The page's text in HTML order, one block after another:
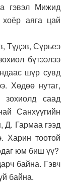
гэвэл Мижид
хоёр аяга цай
Түдэв, Сүрьеэ
бүтээлээ
шүр сувд
Хөдөө нутаг,
саад
Санхүүгийн
Д. Гармаа гээд
Харин тоотой
юм биш үү?
байна. Гэвч
байна.